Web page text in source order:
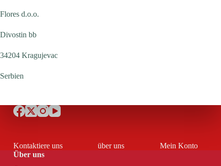
Flores d.o.o.
Divostin bb
34204 Kragujevac
Serbien
Kontaktiere uns über uns
Mein Konto
Über uns